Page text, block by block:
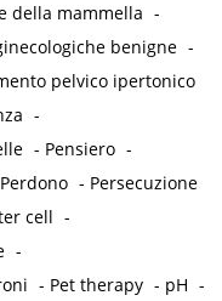
della mammella -
benigne -
pelvico ipertonico
-
- Pensiero -
Perdono - Persecuzione
cell -
-
- Pet therapy - pH -